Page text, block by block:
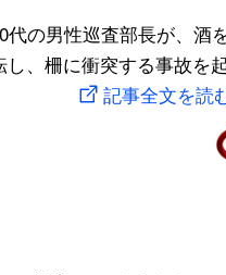
京2020
代の男性巡査部長が、酒
し、柵に衝突する事故を
記事全文を読